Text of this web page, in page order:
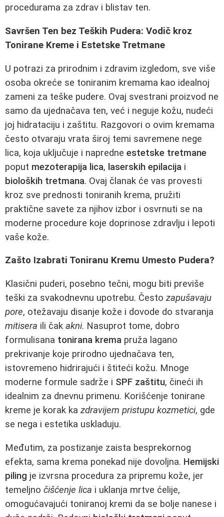
procedurama za zdrav i blistav ten.
Savršen Ten bez Teških Pudera: Vodič kroz
Tonirane Kreme i Estetske Tretmane
U potrazi za prirodnim i zdravim izgledom, sve više
osoba okreće se toniranim kremama kao idealnoj
zameni za teške pudere. Ovaj svestrani proizvod ne
samo da ujednačava ten, već i neguje kožu, nudeći
joj hidrataciju i zaštitu. Razgovori o ovim kremama
često otvaraju vrata široj temi savremene nege
lica, koja uključuje i napredne estetske tretmane
poput mezoterapija lica, laserskih epilacija i
bioloških tretmana. Ovaj članak će vas provesti
kroz sve prednosti toniranih krema, pružiti
praktične savete za njihov izbor i osvrnuti se na
moderne procedure koje doprinose zdravlju i lepoti
vaše kože.
Zašto Izabrati Toniranu Kremu Umesto Pudera?
Klasični puderi, posebno tečni, mogu biti previše
teški za svakodnevnu upotrebu. Često zapušavaju
pore, otežavaju disanje kože i dovode do stvaranja
mitisera ili čak akni. Nasuprot tome, dobro
formulisana tonirana krema pruža lagano
prekrivanje koje prirodno ujednačava ten,
istovremeno hidrirajući i štiteći kožu. Mnoge
moderne formule sadrže i SPF zaštitu, čineći ih
idealnim za dnevnu primenu. Korišćenje tonirane
kreme je korak ka zdravijem pristupu kozmetici, gde
se nega i estetika uskladuju.
Međutim, za postizanje zaista besprekornog
efekta, sama krema ponekad nije dovoljna. Hemijski
piling je izvrsna procedura za pripremu kože, jer
temeljno čišćenje lica i uklanja mrtve ćelije,
omogućavajući toniranoj kremi da se bolje nanese i